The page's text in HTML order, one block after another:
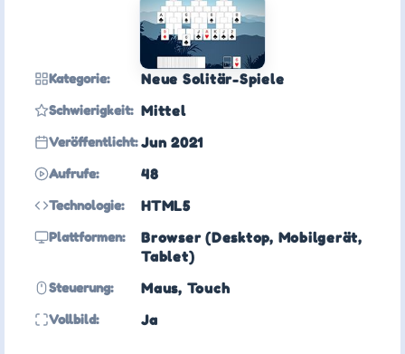
Kategorie: Neue Solitär-Spiele
Schwierigkeit: Mittel
Veröffentlicht: Jun 2021
Aufrufe: 48
Technologie: HTML5
Plattformen:
Browser (Desktop, Mobilgerät,
Tablet)
Steuerung: Maus, Touch
Vollbild: Ja